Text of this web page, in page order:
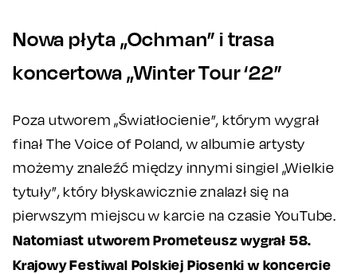
Nowa płyta „Ochman” i trasa
koncertowa „Winter Tour ‘22”
Poza utworem „Światłocienie”, którym wygrał
finał The Voice of Poland, w albumie artysty
możemy znaleźć między innymi singiel „Wielkie
tytuły”, który błyskawicznie znalazł się na
pierwszym miejscu w karcie na czasie YouTube.
Natomiast utworem Prometeusz wygrał 58.
Krajowy Festiwal Polskiej Piosenki w koncercie